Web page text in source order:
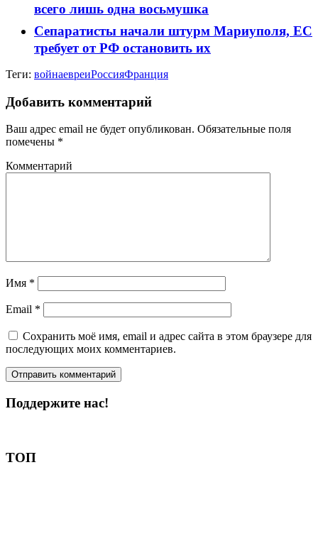
всего лишь одна восьмушка
Сепаратисты начали штурм Мариуполя, ЕС
требует от РФ остановить их
Теги: войнаевреиРоссияФранция
Добавить комментарий
Ваш адрес email не будет опубликован. Обязательные поля
помечены *
Комментарий
Имя *
Email *
Сохранить моё имя, email и адрес сайта в этом браузере для
последующих моих комментариев.
Поддержите нас!
ТОП